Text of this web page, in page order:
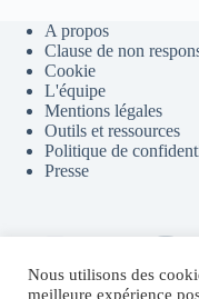
A propos
Clause de non
Cookie
L'équipe
Mentions légales
Outils et ressources
Politique de
Presse
Discord
Nous utilisons des
meilleure expérience